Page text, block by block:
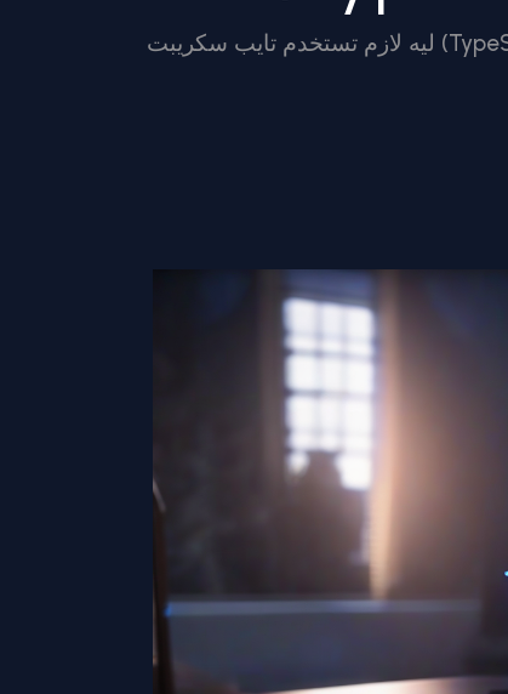
ليه لازم تستخدم تايب سكريبت (TypeScript) في مشاريعك الجاية؟ أكيد مريت بالموقف اللي الكود بتاعك فيه شغال زي الفل، وفجأة وأنت بتعمل